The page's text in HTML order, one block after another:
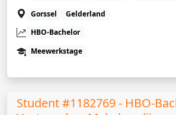
Gorssel
Gelderland
HBO-Bachelor
Meewerkstage
Student #1182769 - HBO-